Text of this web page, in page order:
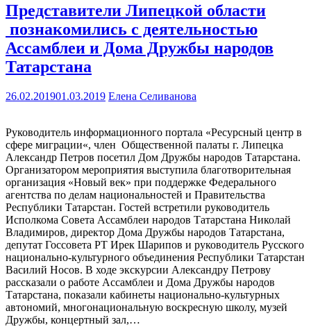
Представители Липецкой области
познакомились с деятельностью
Ассамблеи и Дома Дружбы народов
Татарстана
26.02.201901.03.2019 Елена Селиванова
Руководитель информационного портала «Ресурсный центр в
сфере миграции«, член Общественной палаты г. Липецка
Александр Петров посетил Дом Дружбы народов Татарстана.
Организатором мероприятия выступила благотворительная
организация «Новый век» при поддержке Федерального
агентства по делам национальностей и Правительства
Республики Татарстан. Гостей встретили руководитель
Исполкома Совета Ассамблеи народов Татарстана Николай
Владимиров, директор Дома Дружбы народов Татарстана,
депутат Госсовета РТ Ирек Шарипов и руководитель Русского
национально-культурного объединения Республики Татарстан
Василий Носов. В ходе экскурсии Александру Петрову
рассказали о работе Ассамблеи и Дома Дружбы народов
Татарстана, показали кабинеты национально-культурных
автономий, многонациональную воскресную школу, музей
Дружбы, концертный зал,…